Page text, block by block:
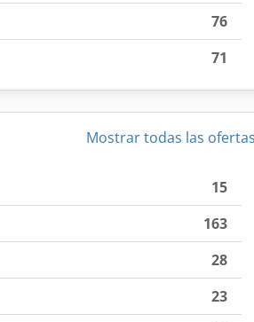
76
71
Mostrar todas las
15
163
28
23